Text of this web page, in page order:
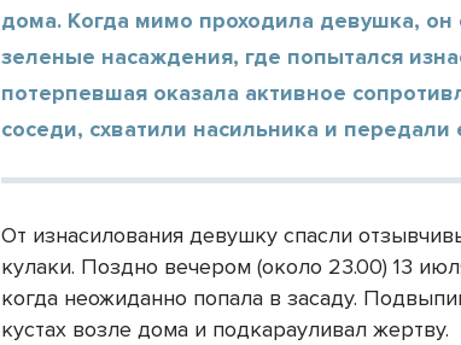
дома. Когда мимо проходила девушка, он
зеленые насаждения, где попытался
потерпевшая оказала активное
соседи, схватили насильника и передали
От изнасилования девушку спасли
кулаки. Поздно вечером (около 23.00) 13
когда неожиданно попала в засаду.
кустах возле дома и подкарауливал жертву.